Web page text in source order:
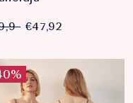
€47,92